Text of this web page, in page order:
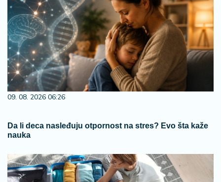
09. 08. 2026 06:26
Da li deca nasleđuju otpornost na stres? Evo šta kaže
nauka